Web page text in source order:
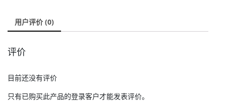
用户评价 (0)
评价
目前还没有评价
只有已购买此产品的登录客户才能发表评价。